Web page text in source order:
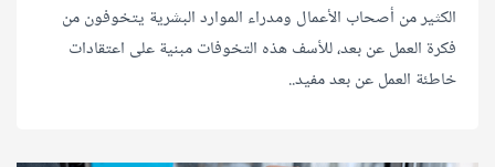
الكثير من أصحاب الأعمال ومدراء الموارد البشرية يتخوفون من
فكرة العمل عن بعد، للأسف هذه التخوفات مبنية على اعتقادات
خاطئة العمل عن بعد مفيد..